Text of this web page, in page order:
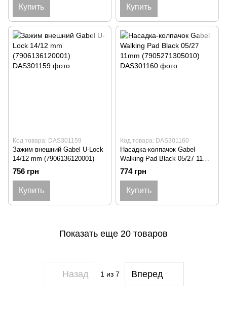
Купить Купить
Код товара: DAS301159
Зажим внешний Gabel U-Lock
14/12 mm (7906136120001)
756 грн
Купить
Код товара: DAS301160
Насадка-колпачок Gabel
Walking Pad Black 05/27 11mm
(7905271305010)
774 грн
Купить
Показать еще 20 товаров
Назад 1из 7 Вперед